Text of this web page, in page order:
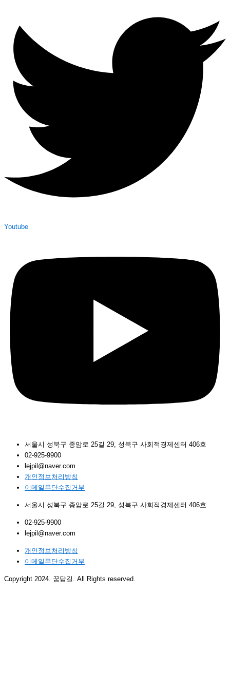
Youtube
서울시 성북구 종암로 25길 29, 성북구 사회적경제센터 406호
02-925-9900
lejpil@naver.com
개인정보처리방침
이메일무단수집거부
서울시 성북구 종암로 25길 29, 성북구 사회적경제센터 406호
02-925-9900
lejpil@naver.com
개인정보처리방침
이메일무단수집거부
Copyright 2024. 꿈담길. All Rights reserved.